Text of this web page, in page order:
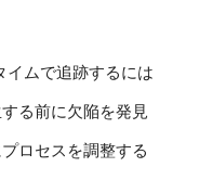
ムで追跡するには
る前に欠陥を発見
ロセスを調整する